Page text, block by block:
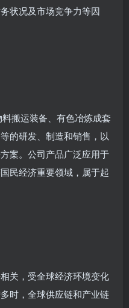
状况及市场竞争力等因
搬运装备、有色冶炼成套
的研发、制造和销售，以
案。公司产品广泛应用于
民经济重要领域，属于起
关，受全球经济环境变化
时，全球供应链和产业链